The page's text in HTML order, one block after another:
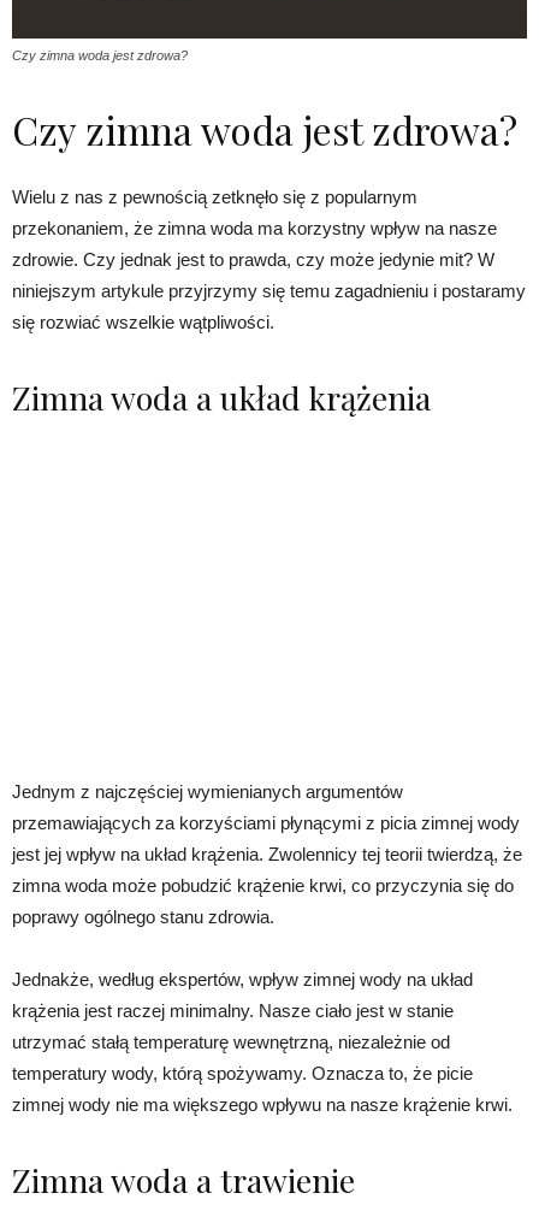
Czy zimna woda jest zdrowa?
Czy zimna woda jest zdrowa?
Wielu z nas z pewnością zetknęło się z popularnym
przekonaniem, że zimna woda ma korzystny wpływ na nasze
zdrowie. Czy jednak jest to prawda, czy może jedynie mit? W
niniejszym artykule przyjrzymy się temu zagadnieniu i postaramy
się rozwiać wszelkie wątpliwości.
Zimna woda a układ krążenia
Jednym z najczęściej wymienianych argumentów
przemawiających za korzyściami płynącymi z picia zimnej wody
jest jej wpływ na układ krążenia. Zwolennicy tej teorii twierdzą, że
zimna woda może pobudzić krążenie krwi, co przyczynia się do
poprawy ogólnego stanu zdrowia.
Jednakże, według ekspertów, wpływ zimnej wody na układ
krążenia jest raczej minimalny. Nasze ciało jest w stanie
utrzymać stałą temperaturę wewnętrzną, niezależnie od
temperatury wody, którą spożywamy. Oznacza to, że picie
zimnej wody nie ma większego wpływu na nasze krążenie krwi.
Zimna woda a trawienie